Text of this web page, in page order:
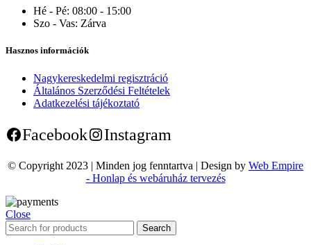
Hé - Pé: 08:00 - 15:00
Szo - Vas: Zárva
Hasznos információk
Nagykereskedelmi regisztráció
Általános Szerződési Feltételek
Adatkezelési tájékoztató
Facebook Instagram
© Copyright 2023 | Minden jog fenntartva | Design by Web Empire
- Honlap és webáruház tervezés
Close
Search